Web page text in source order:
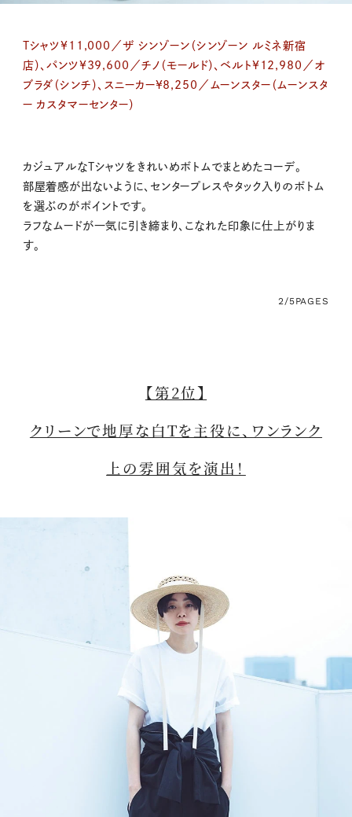
Tシャツ¥11,000／ザ シンゾーン（シンゾーン ルミネ新宿
店）、パンツ¥39,600／チノ（モールド）、ベルト¥12,980／オ
ブラダ（シンチ）、スニーカー¥8,250／ムーンスター（ムーンスタ
ー カスタマーセンター）
カジュアルなTシャツをきれいめボトムでまとめたコーデ。
部屋着感が出ないように、センタープレスやタック入りのボトム
を選ぶのがポイントです。
ラフなムードが一気に引き締まり、こなれた印象に仕上がりま
す。
2/5PAGES
【第2位】
クリーンで地厚な白Tを主役に、ワンランク
上の雰囲気を演出！